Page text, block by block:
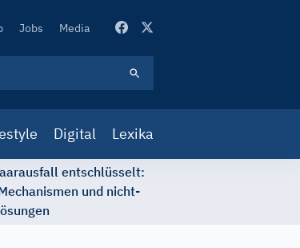
Jobs Media
Digital Lexika
entschlüsselt:
und nicht-